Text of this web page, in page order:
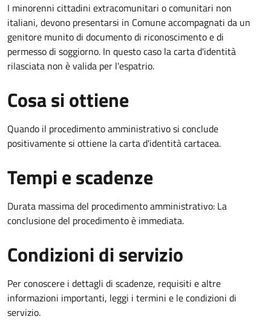
I minorenni cittadini extracomunitari o comunitari non
italiani, devono presentarsi in Comune accompagnati da un
genitore munito di documento di riconoscimento e di
permesso di soggiorno. In questo caso la carta d'identità
rilasciata non è valida per l'espatrio.
Cosa si ottiene
Quando il procedimento amministrativo si conclude
positivamente si ottiene la carta d'identità cartacea.
Tempi e scadenze
Durata massima del procedimento amministrativo: La
conclusione del procedimento è immediata.
Condizioni di servizio
Per conoscere i dettagli di scadenze, requisiti e altre
informazioni importanti, leggi i termini e le condizioni di
servizio.